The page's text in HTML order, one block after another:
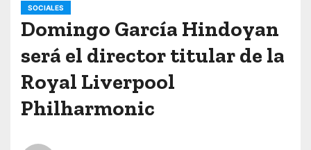
SOCIALES
Domingo García Hindoyan
será el director titular de la
Royal Liverpool
Philharmonic